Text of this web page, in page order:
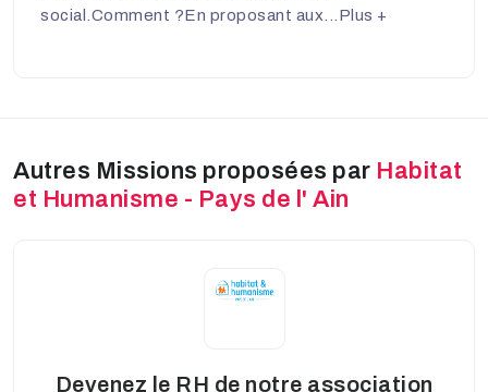
social.Comment ?En proposant aux...Plus +
Autres Missions proposées par Habitat
et Humanisme - Pays de l' Ain
Devenez le RH de notre association